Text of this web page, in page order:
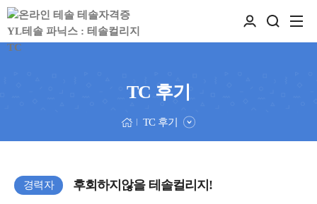
TC 후기
TC 후기
경력자 후회하지않을 테솔컬리지!